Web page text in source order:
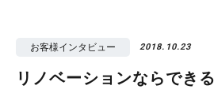
お客様インタビュー 2018.10.23
リノベーションならでき